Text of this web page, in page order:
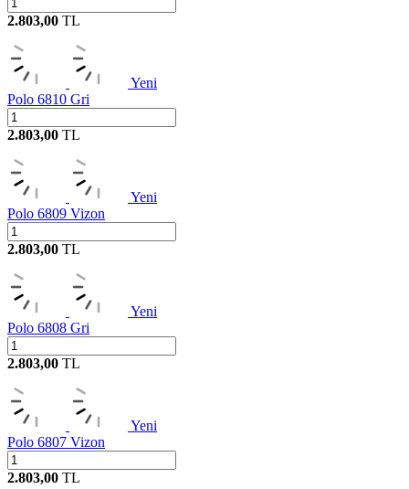
2.803,00 TL
Yeni
Polo 6810 Gri
2.803,00 TL
Yeni
Polo 6809 Vizon
2.803,00 TL
Yeni
Polo 6808 Gri
2.803,00 TL
Yeni
Polo 6807 Vizon
2.803,00 TL